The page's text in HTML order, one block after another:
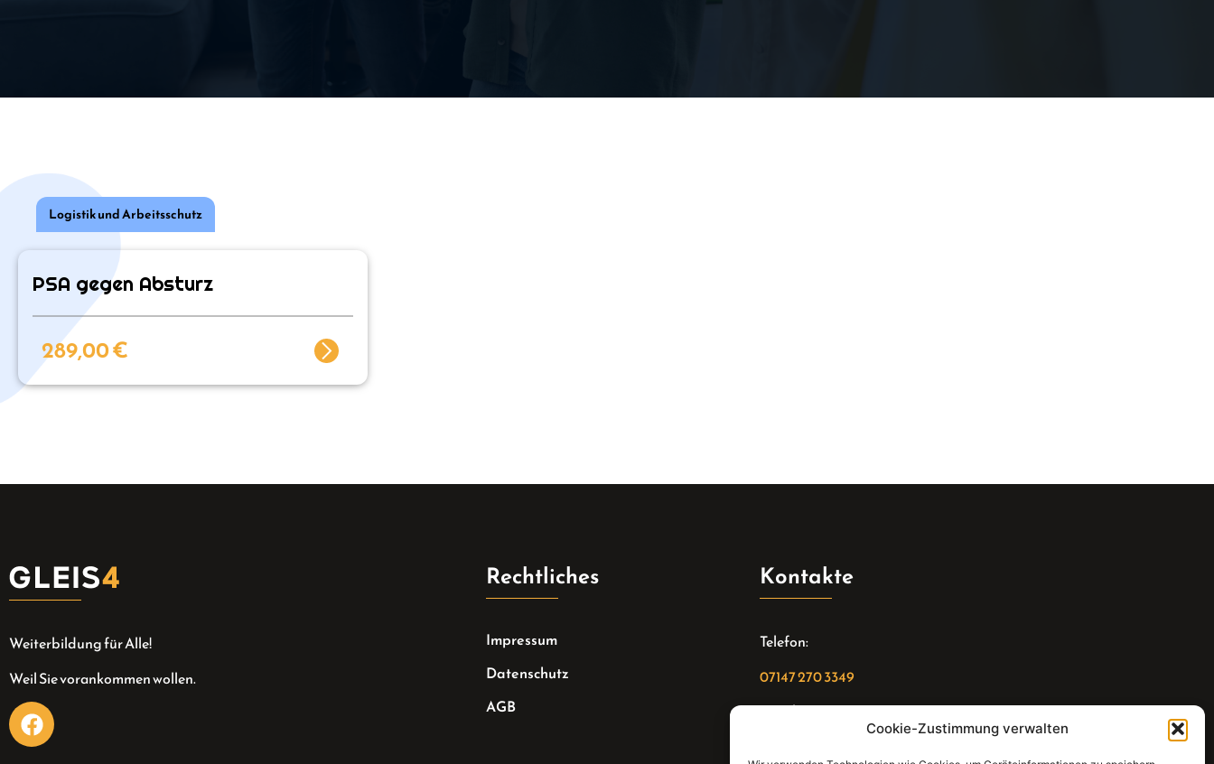
Cookie-Zustimmung verwalten
Logistik und Arbeitsschutz
PSA gegen Absturz
289,00€
Weiterbildung für Alle!
Weil Sie vorankommen wollen.
Rechtliches
Impressum
Datenschutz
AGB
Kontakte
Telefon:
07147 270 3349
Email: